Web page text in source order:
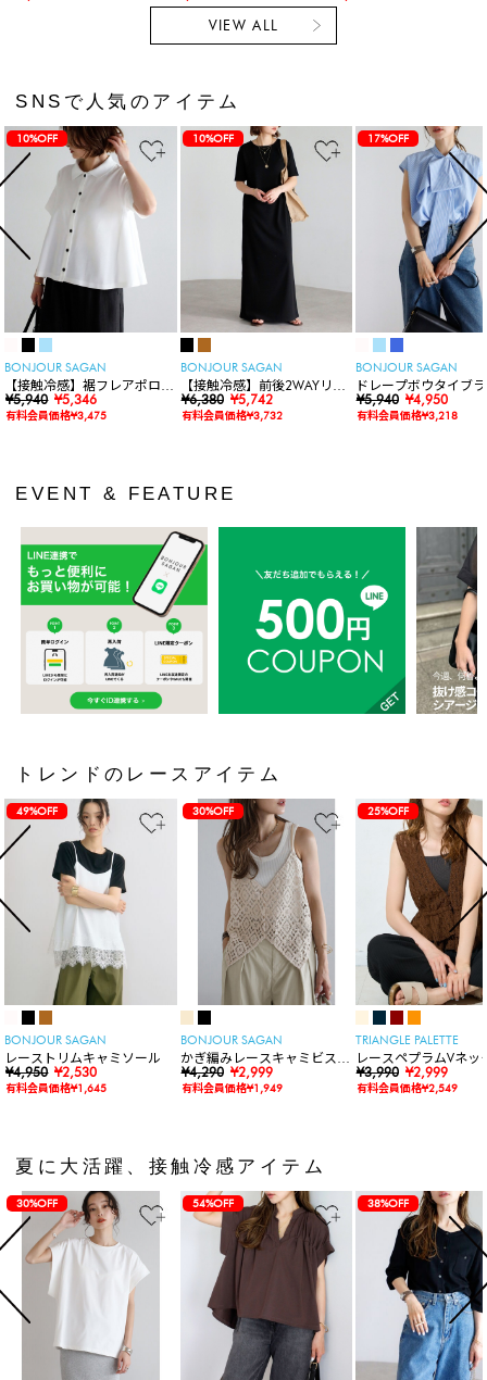
VIEW ALL
SNSで人気のアイテム
10%OFF
BONJOUR SAGAN
【接触冷感】裾フレアポロシ
ャツ
¥5,940 ¥5,346
有料会員価格¥3,475
10%OFF
BONJOUR SAGAN
【接触冷感】前後2WAYリブ
カットワンピース
¥6,380 ¥5,742
有料会員価格¥3,732
17%OFF
BONJOUR SAGAN
ドレープボウタイブ
ス
¥5,940 ¥4,950
有料会員価格¥3,218
EVENT & FEATURE
トレンドのレースアイテム
49%OFF
BONJOUR SAGAN
レーストリムキャミソール
¥4,950 ¥2,530
有料会員価格¥1,645
30%OFF
BONJOUR SAGAN
かぎ編みレースキャミビスチ
ェ
¥4,290 ¥2,999
有料会員価格¥1,949
25%OFF
TRIANGLE PALETTE
レースペプラムVネッ
ト
¥3,990 ¥2,999
有料会員価格¥2,549
夏に大活躍、接触冷感アイテム
30%OFF 54%OFF 38%OFF